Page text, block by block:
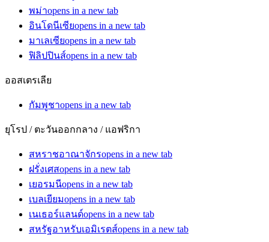
พม่าopens in a new tab
อินโดนีเซียopens in a new tab
มาเลเซียopens in a new tab
ฟิลิปปินส์opens in a new tab
ออสเตรเลีย
กัมพูชาopens in a new tab
ยุโรป / ตะวันออกกลาง / แอฟริกา
สหราชอาณาจักรopens in a new tab
ฝรั่งเศสopens in a new tab
เยอรมนีopens in a new tab
เบลเยียมopens in a new tab
เนเธอร์แลนด์opens in a new tab
สหรัฐอาหรับเอมิเรตส์opens in a new tab